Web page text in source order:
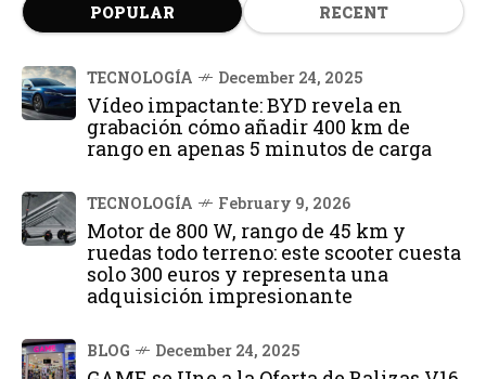
POPULAR RECENT
TECNOLOGÍA December 24, 2025
Vídeo impactante: BYD revela en
grabación cómo añadir 400 km de
rango en apenas 5 minutos de carga
TECNOLOGÍA February 9, 2026
Motor de 800 W, rango de 45 km y
ruedas todo terreno: este scooter cuesta
solo 300 euros y representa una
adquisición impresionante
BLOG December 24, 2025